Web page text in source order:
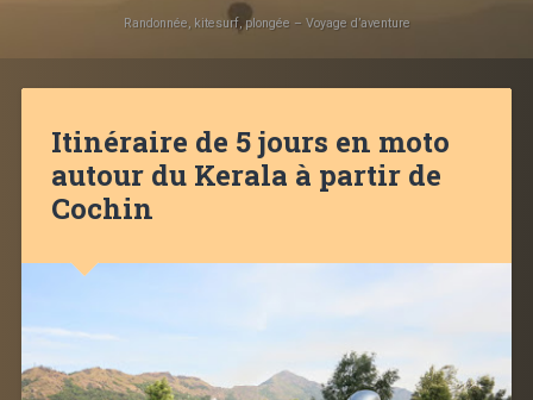
Randonnée, kitesurf, plongée – Voyage d’aventure
Itinéraire de 5 jours en moto
autour du Kerala à partir de
Cochin